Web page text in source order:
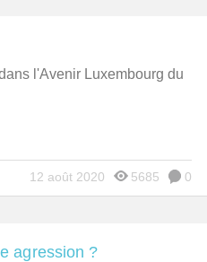
l'Avenir Luxembourg du
0
5685
12 août 2020
agression ?